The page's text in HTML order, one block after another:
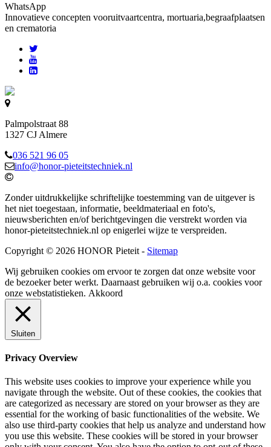
WhatsApp
Innovatieve concepten vooruitvaartcentra, mortuaria,begraafplaatsen
en crematoria
Palmpolstraat 88
1327 CJ Almere
036 521 96 05
info@honor-pieteitstechniek.nl
Zonder uitdrukkelijke schriftelijke toestemming van de uitgever is
het niet toegestaan, informatie, beeldmateriaal en foto's,
nieuwsberichten en/of berichtgevingen die verstrekt worden via
honor-pieteitstechniek.nl op enigerlei wijze te verspreiden.
Copyright © 2026 HONOR Pieteit - Sitemap
Wij gebruiken cookies om ervoor te zorgen dat onze website voor
de bezoeker beter werkt. Daarnaast gebruiken wij o.a. cookies voor
onze webstatistieken. Akkoord
Sluiten
Privacy Overview
This website uses cookies to improve your experience while you
navigate through the website. Out of these cookies, the cookies that
are categorized as necessary are stored on your browser as they are
essential for the working of basic functionalities of the website. We
also use third-party cookies that help us analyze and understand how
you use this website. These cookies will be stored in your browser